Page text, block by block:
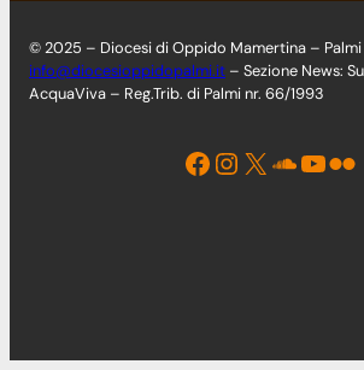
© 2025 – Diocesi di Oppido Mamertina –
info@diocesioppidopalmi.it – Sezione News:
AcquaViva – Reg.Trib. di Palmi nr. 66/1993
Facebook Instagram X Soundcloud YouTube Flickr